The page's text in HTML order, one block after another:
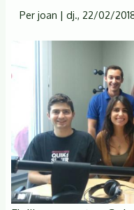
Per joan | dj., 22/02/